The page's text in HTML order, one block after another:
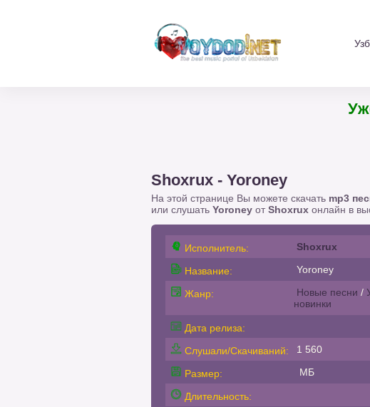
Shoxrux - Yoroney
На этой странице Вы можете скачать mp3
или слушать Yoroney отShoxrux онлайн в
Исполнитель: Shoxrux
Название: Yoroney
Жанр: Новые песни /
новинки
Дата релиза:
Слушали/Скачиваний:
1 560
Размер: МБ
Длительность: